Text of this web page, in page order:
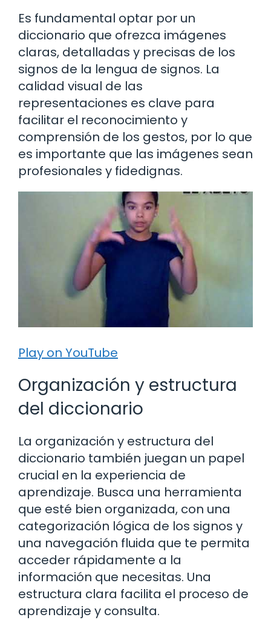
Es fundamental optar por un
diccionario que ofrezca imágenes
claras, detalladas y precisas de los
signos de la lengua de signos. La
calidad visual de las
representaciones es clave para
facilitar el reconocimiento y
comprensión de los gestos, por lo que
es importante que las imágenes sean
profesionales y fidedignas.
Play on YouTube
Organización y estructura
del diccionario
La organización y estructura del
diccionario también juegan un papel
crucial en la experiencia de
aprendizaje. Busca una herramienta
que esté bien organizada, con una
categorización lógica de los signos y
una navegación fluida que te permita
acceder rápidamente a la
información que necesitas. Una
estructura clara facilita el proceso de
aprendizaje y consulta.